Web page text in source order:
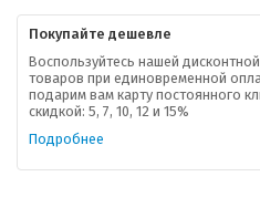
Покупайте дешевле
Воспользуйтесь нашей
товаров при единовременной
подарим вам карту постоянного
скидкой: 5, 7, 10, 12 и 15%
Подробнее